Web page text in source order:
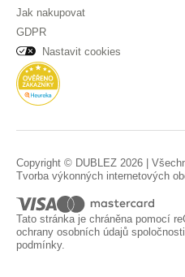
Jak nakupovat
GDPR
Nastavit cookies
Copyright © DUBLEZ 2026 |
Tvorba výkonných internetových
Tato stránka je chráněna pomocí
ochrany osobních údajů
podmínky.